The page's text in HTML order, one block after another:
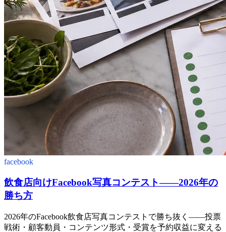
facebook
飲食店向けFacebook写真コンテスト——2026年の
勝ち方
2026年のFacebook飲食店写真コンテストで勝ち抜く——投票
戦術・顧客動員・コンテンツ形式・受賞を予約収益に変える